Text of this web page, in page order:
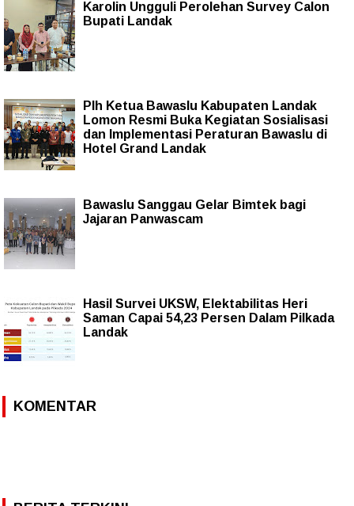
Karolin Ungguli Perolehan Survey Calon
Bupati Landak
Plh Ketua Bawaslu Kabupaten Landak
Lomon Resmi Buka Kegiatan Sosialisasi
dan Implementasi Peraturan Bawaslu di
Hotel Grand Landak
Bawaslu Sanggau Gelar Bimtek bagi
Jajaran Panwascam
Hasil Survei UKSW, Elektabilitas Heri
Saman Capai 54,23 Persen Dalam Pilkada
Landak
KOMENTAR